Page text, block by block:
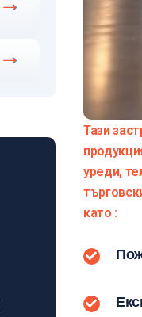
Тази
уреди,
като :